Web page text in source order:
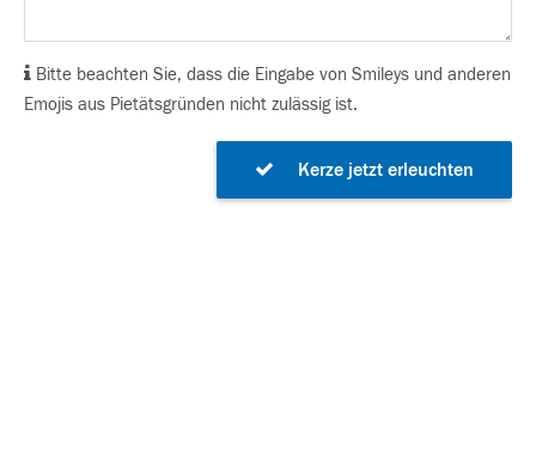
Bitte beachten Sie, dass die Eingabe von Smileys und anderen
Emojis aus Pietätsgründen nicht zulässig ist.
Kerze jetzt erleuchten